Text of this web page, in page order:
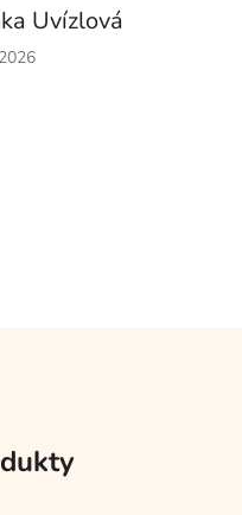
Uvízlová
obchodu je 5 z 5